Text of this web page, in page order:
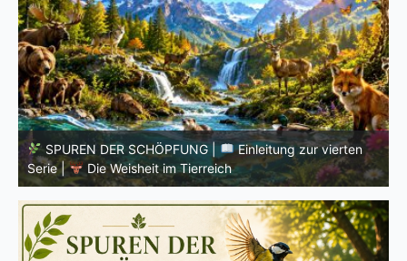
SPUREN DER SCHÖPFUNG |
Episode 8 – Leben im
Verborgenen – Was Fische uns lehren |
Leben im
Verborgenen – Die Welt der Fische